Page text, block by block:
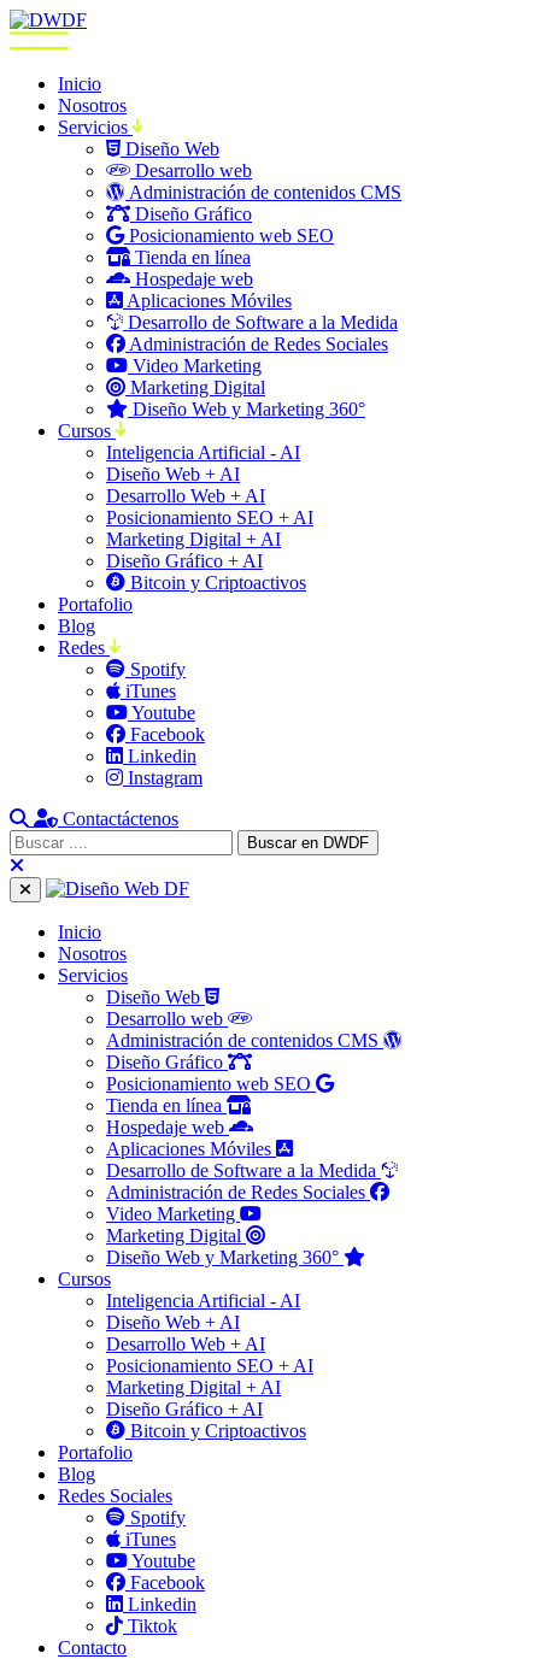
Inicio
Nosotros
Servicios
Diseño Web
Desarrollo web
Administración de contenidos CMS
Diseño Gráfico
Posicionamiento web SEO
Tienda en línea
Hospedaje web
Aplicaciones Móviles
Desarrollo de Software a la Medida
Administración de Redes Sociales
Video Marketing
Marketing Digital
Diseño Web y Marketing 360°
Cursos
Inteligencia Artificial - AI
Diseño Web + AI
Desarrollo Web + AI
Posicionamiento SEO + AI
Marketing Digital + AI
Diseño Gráfico + AI
Bitcoin y Criptoactivos
Portafolio
Blog
Redes
Spotify
iTunes
Youtube
Facebook
Linkedin
Instagram
Contactáctenos
Inicio
Nosotros
Servicios
Diseño Web
Desarrollo web
Administración de contenidos CMS
Diseño Gráfico
Posicionamiento web SEO
Tienda en línea
Hospedaje web
Aplicaciones Móviles
Desarrollo de Software a la Medida
Administración de Redes Sociales
Video Marketing
Marketing Digital
Diseño Web y Marketing 360°
Cursos
Inteligencia Artificial - AI
Diseño Web + AI
Desarrollo Web + AI
Posicionamiento SEO + AI
Marketing Digital + AI
Diseño Gráfico + AI
Bitcoin y Criptoactivos
Portafolio
Blog
Redes Sociales
Spotify
iTunes
Youtube
Facebook
Linkedin
Tiktok
Contacto